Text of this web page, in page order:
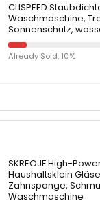
CLISPEED
Waschmaschine,
Sonnenschutz,
Already Sold: 10%
SKREOJF High-
Haushaltsklein
Zahnspange,
Waschmaschine